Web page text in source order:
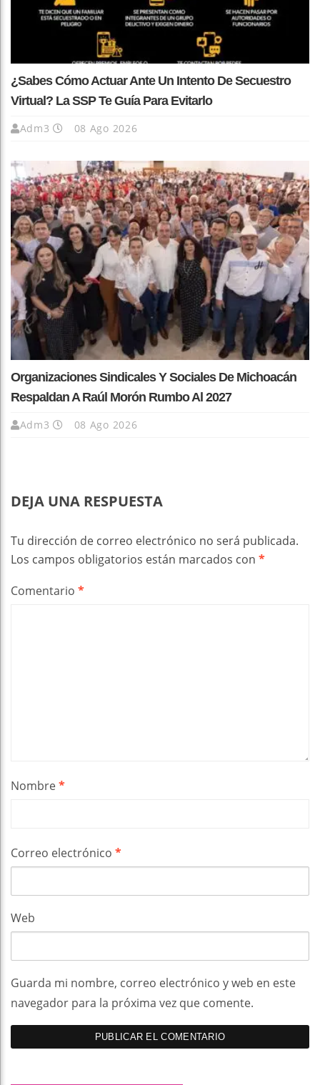
¿Sabes Cómo Actuar Ante Un Intento De Secuestro
Virtual? La SSP Te Guía Para Evitarlo
Adm3 08 Ago 2026
Organizaciones Sindicales Y Sociales De Michoacán
Respaldan A Raúl Morón Rumbo Al 2027
Adm3 08 Ago 2026
DEJA UNA RESPUESTA
Tu dirección de correo electrónico no será publicada.
Los campos obligatorios están marcados con *
Comentario *
Nombre*
Correo electrónico *
Web
Guarda mi nombre, correo electrónico y web en este
navegador para la próxima vez que comente.